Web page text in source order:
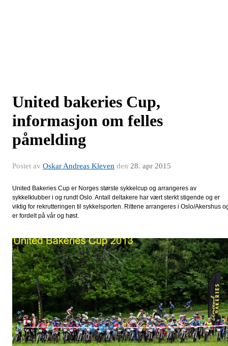
United bakeries Cup,
informasjon om felles
påmelding
Postet av Oskar Andreas Kleven den 28. apr 2015
United Bakeries Cup er Norges største sykkelcup og arrangeres av
sykkelklubber i og rundt Oslo. Antall deltakere har vært sterkt stigende og er
viktig for rekrutteringen til sykkelsporten. Rittene arrangeres i Oslo/Akershus
er fordelt på vår og høst.